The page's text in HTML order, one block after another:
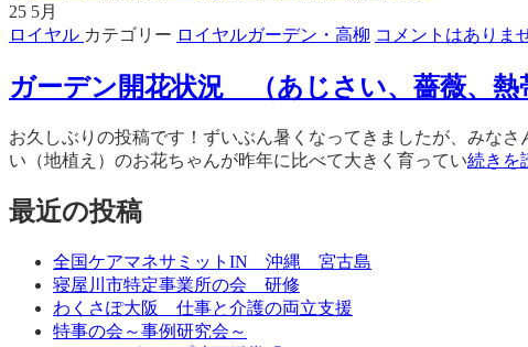
25 5月
ロイヤル カテゴリー ロイヤルガーデン・高柳 コメントはありま
ガーデン開花状況 （あじさい、薔薇、熱
お久しぶりの投稿です！ずいぶん暑くなってきましたが、みな
い（地植え）のお花ちゃんが昨年に比べて大きく育ってい続きを
最近の投稿
全国ケアマネサミットIN 沖縄 宮古島
寝屋川市特定事業所の会 研修
わくさぽ大阪 仕事と介護の両立支援
特事の会～事例研究会～